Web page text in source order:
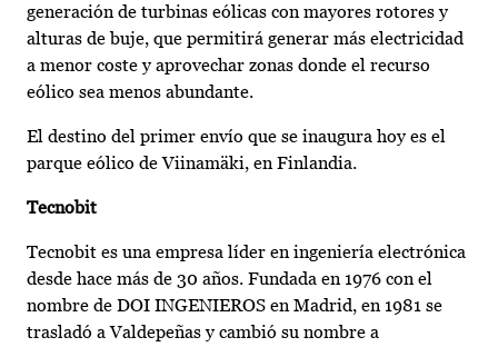
generación de turbinas eólicas con mayores rotores y
alturas de buje, que permitirá generar más electricidad
a menor coste y aprovechar zonas donde el recurso
eólico sea menos abundante.
El destino del primer envío que se inaugura hoy es el
parque eólico de Viinamäki, en Finlandia.
Tecnobit
Tecnobit es una empresa líder en ingeniería electrónica
desde hace más de 30 años. Fundada en 1976 con el
nombre de DOI INGENIEROS en Madrid, en 1981 se
trasladó a Valdepeñas y cambió su nombre a